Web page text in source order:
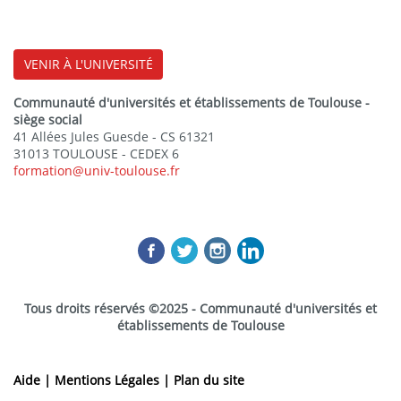
de composants passifs.
· Les résultats de simulation de l'atténuation du
filtre seront comparés à des résultats de mesures
expérimentales.
VENIR À L'UNIVERSITÉ
Communauté d'universités et établissements de Toulouse -
siège social
41 Allées Jules Guesde - CS 61321
31013 TOULOUSE - CEDEX 6
formation@univ-toulouse.fr
Tous droits réservés ©2025 - Communauté d'universités et
établissements de Toulouse
Aide | Mentions Légales | Plan du site